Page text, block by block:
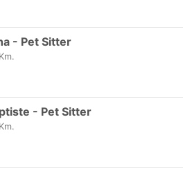
- Pet Sitter
Km.
- Pet Sitter
Km.